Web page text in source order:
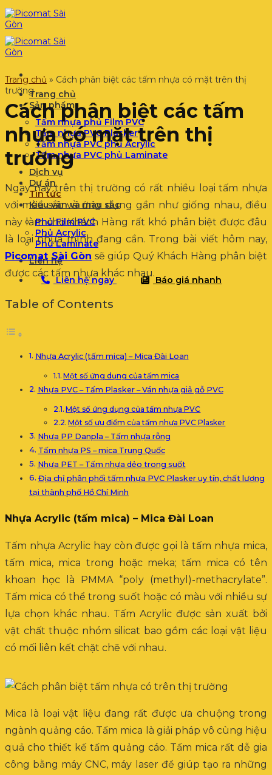
Bỏ
qua
nội
dung
Trang chủ
Sản phẩm
Tấm nhựa phủ Film PVC
Tấm nhựa PVC Plasker
Tấm nhựa PVC phủ Acrylic
Tấm nhựa PVC phủ Laminate
Dịch vụ
Dự án
Tin tức
Kiểu vân và màu sắc
Phủ Film PVC
Phủ Acrylic
Phủ Laminate
Liên hệ
Liên hệ ngay
Báo giá nhanh
Trang chủ » Cách phân biệt các tấm nhựa có mặt trên thị
trường
Cách phân biệt các tấm
nhựa có mặt trên thị
trường
Ngày nay trên thị trường có rất nhiều loại tấm nhựa
với màu sắc và ứng dụng gần như giống nhau, điều
này làm cho Khách Hàng rất khó phân biệt được đâu
là loại nhựa mình đang cần. Trong bài viết hôm nay,
Picomat Sài Gòn sẽ giúp Quý Khách Hàng phân biệt
được các tấm nhựa khác nhau.
Table of Contents
Nhựa Acrylic (tấm mica) – Mica Đài Loan
Một số ứng dụng của tấm mica
Nhựa PVC – Tấm Plasker – Ván nhựa giả gỗ PVC
Một số ứng dụng của tấm nhựa PVC
Một số ưu điểm của tấm nhựa PVC Plasker
Nhựa PP Danpla – Tấm nhựa rỗng
Tấm nhựa PS – mica Trung Quốc
Nhựa PET – Tấm nhựa dẻo trong suốt
Địa chỉ phân phối tấm nhựa PVC Plasker uy tín, chất lượng
tại thành phố Hồ Chí Minh
Nhựa Acrylic (tấm mica) – Mica Đài Loan
Tấm nhựa Acrylic hay còn được gọi là tấm nhựa mica,
tấm mica, mica trong hoặc meka; tấm mica có tên
khoan học là PMMA “poly (methyl)-methacrylate”.
Tấm mica có thể trong suốt hoặc có màu với nhiều sự
lựa chọn khác nhau. Tấm Acrylic được sản xuất bởi
vật chất thuộc nhóm silicat bao gồm các loại vật liệu
có mối liên kết chặt chẽ với nhau.
Mica là loại vật liệu đang rất được ưa chuộng trong
ngành quảng cáo. Tấm mica là giải pháp vô cùng hiệu
quả cho thiết kế tấm quảng cáo. Tấm mica rất dễ gia
công bằng máy CNC, máy laser để giúp tạo ra những